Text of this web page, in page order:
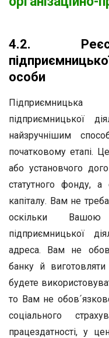
4.2.
особи
підприємницької
найзручнішим
початковому етапі.
або установчого
статутного фонду,
капіталу. Вам не
оскільки
підприємницької
адреса. Вам не
банку й
будете
то Вам не
соціального
працездатності, у